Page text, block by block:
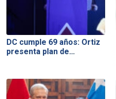
DC cumple 69 años: Ortiz
presenta plan de…